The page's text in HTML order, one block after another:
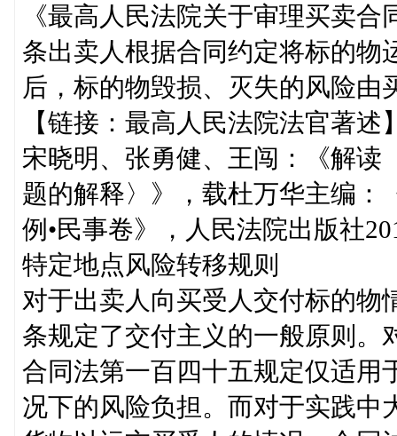
《最高人民法院关于审理买卖
条出卖人根据合同约定将标的物
后，标的物毁损、灭失的风险
【链接：最高人民法院法官著述
宋晓明、张勇健、王闯：《解读
题的解释〉》，载杜万华主编：
例•民事卷》，人民法院出版社
特定地点风险转移规则
对于出卖人向买受人交付标的物
条规定了交付主义的一般原则。
合同法第一百四十五规定仅适用
况下的风险负担。而对于实践中